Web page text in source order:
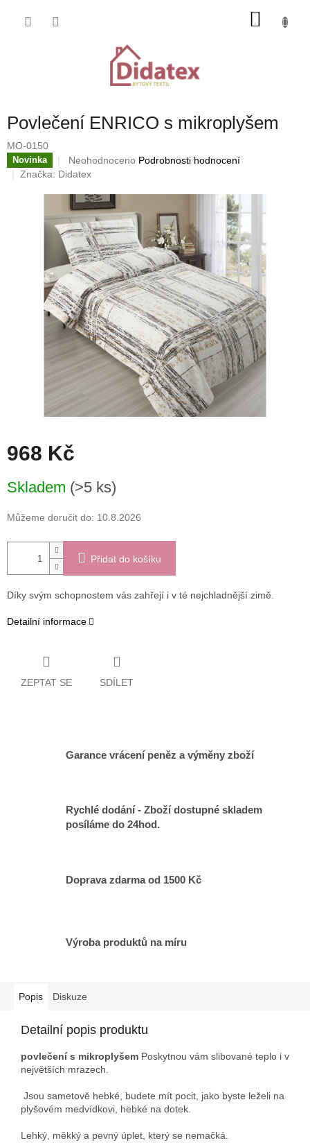
Povlečení ENRICO s mikroplyšem
MO-0150
Novinka
Průměrné
hodnocení
0,0
z
5
hvězdiček.
Neohodnoceno Podrobnosti hodnocení
Značka: Didatex
968 Kč
cena:
Skladem (>5 ks)
Můžeme doručit do: 10.8.2026
Přidat do košíku
Díky svým schopnostem vás zahřejí i v té nejchladnější zimě.
Detailní informace
ZEPTAT SE SDÍLET
Garance vrácení peněz a výměny zboží
Rychlé dodání - Zboží dostupné skladem
posíláme do 24hod.
Doprava zdarma od 1500 Kč
Výroba produktů na míru
Popis Diskuze
Detailní popis produktu
povlečení s mikroplyšem Poskytnou vám slibované teplo i v
největších mrazech.
Jsou sametově hebké, budete mít pocit, jako byste leželi na
plyšovém medvídkovi, hebké na dotek.
Lehký, měkký a pevný úplet, který se nemačká.